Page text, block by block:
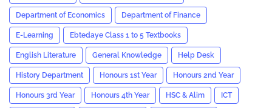
Department of Economics Department of Finance
E-Learning Ebtedaye Class 1 to 5 Textbooks
English Literature General Knowledge Help Desk
History Department Honours 1st Year Honours 2nd Year
Honours 3rd Year Honours 4th Year HSC & Alim ICT